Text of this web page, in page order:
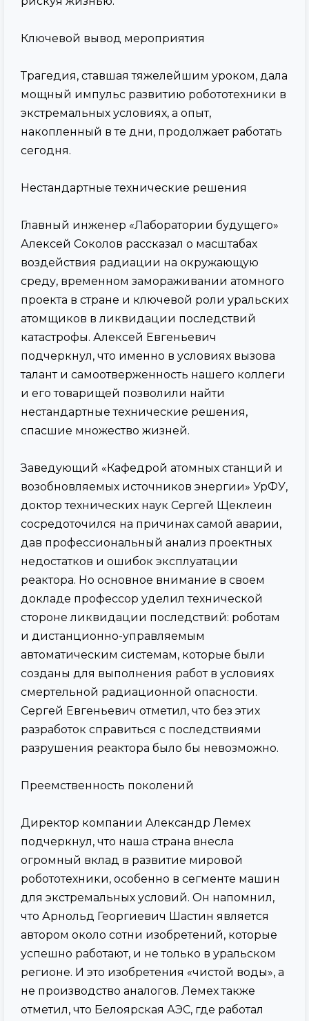
Ключевой вывод мероприятия
Трагедия, ставшая тяжелейшим уроком, дала
мощный импульс развитию робототехники в
экстремальных условиях, а опыт,
накопленный в те дни, продолжает работать
сегодня.
Нестандартные технические решения
Главный инженер «Лаборатории будущего»
Алексей Соколов рассказал о масштабах
воздействия радиации на окружающую
среду, временном замораживании атомного
проекта в стране и ключевой роли уральских
атомщиков в ликвидации последствий
катастрофы. Алексей Евгеньевич
подчеркнул, что именно в условиях вызова
талант и самоотверженность нашего коллеги
и его товарищей позволили найти
нестандартные технические решения,
спасшие множество жизней.
Заведующий «Кафедрой атомных станций и
возобновляемых источников энергии» УрФУ,
доктор технических наук Сергей Щеклеин
сосредоточился на причинах самой аварии,
дав профессиональный анализ проектных
недостатков и ошибок эксплуатации
реактора. Но основное внимание в своем
докладе профессор уделил технической
стороне ликвидации последствий: роботам
и дистанционно-управляемым
автоматическим системам, которые были
созданы для выполнения работ в условиях
смертельной радиационной опасности.
Сергей Евгеньевич отметил, что без этих
разработок справиться с последствиями
разрушения реактора было бы невозможно.
Преемственность поколений
Директор компании Александр Лемех
подчеркнул, что наша страна внесла
огромный вклад в развитие мировой
робототехники, особенно в сегменте машин
для экстремальных условий. Он напомнил,
что Арнольд Георгиевич Шастин является
автором около сотни изобретений, которые
успешно работают, и не только в уральском
регионе. И это изобретения «чистой воды», а
не производство аналогов. Лемех также
отметил, что Белоярская АЭС, где работал